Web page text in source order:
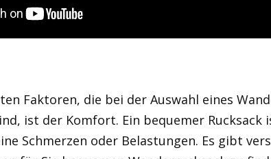
Faktoren, die bei der Auswahl eines
ist der Komfort. Ein bequemer Rucksack
Schmerzen oder Belastungen. Es gibt